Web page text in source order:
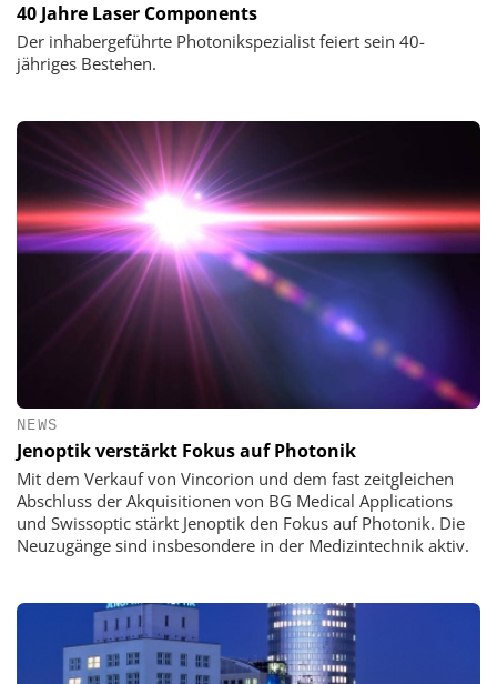
40 Jahre Laser Components
Der inhabergeführte Photonikspezialist feiert sein 40-
jähriges Bestehen.
NEWS
Jenoptik verstärkt Fokus auf Photonik
Mit dem Verkauf von Vincorion und dem fast zeitgleichen
Abschluss der Akquisitionen von BG Medical Applications
und Swissoptic stärkt Jenoptik den Fokus auf Photonik. Die
Neuzugänge sind insbesondere in der Medizintechnik aktiv.